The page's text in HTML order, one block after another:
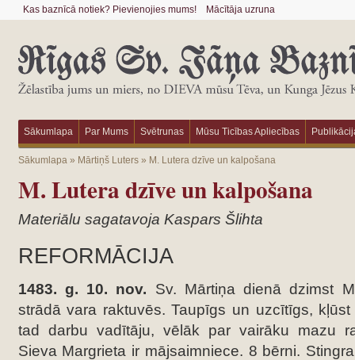
Kas baznīcā notiek? Pievienojies mums! Mācītāja uzruna
Sākumlapa Par Mums Svētrunas Mūsu Ticības Apliecības
Sākumlapa» Mārtiņš Luters» M. Lutera dzīve un kalpošana
M. Lutera dzīve un kalpošana
Materiālu sagatavoja Kaspars Šlihta
REFORMĀCIJA
1483. g. 10. nov. Sv. Mārtiņa dienā dzimst
strādā vara raktuvēs. Taupīgs un uzcītīgs,
tad darbu vadītāju, vēlāk par vairāku mazu
Sieva Margrieta ir mājsaimniece. 8 bērni.